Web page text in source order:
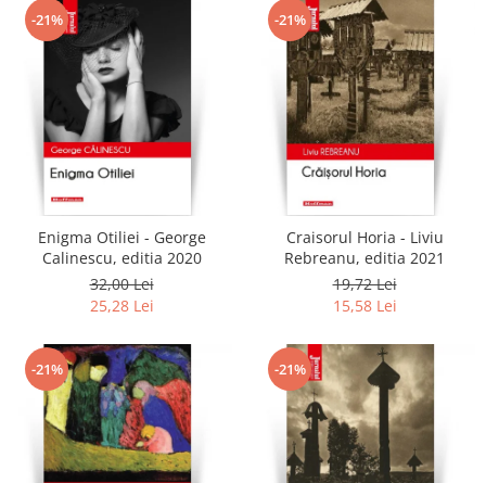
-21%
Enigma Otiliei - George
Calinescu, editia 2020
32,00 Lei
25,28 Lei
-21%
Craisorul Horia - Liviu
Rebreanu, editia 2021
19,72 Lei
15,58 Lei
-21% -21%